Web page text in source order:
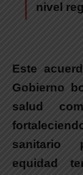
nivel
Este
Gobierno
salud
sanitario
equidad